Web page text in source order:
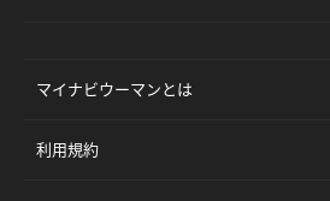
マイナビウーマンとは
利用規約